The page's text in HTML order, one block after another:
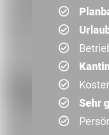
Sehr